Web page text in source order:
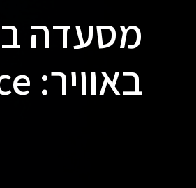
באוויר: Le Plongeoir Nice